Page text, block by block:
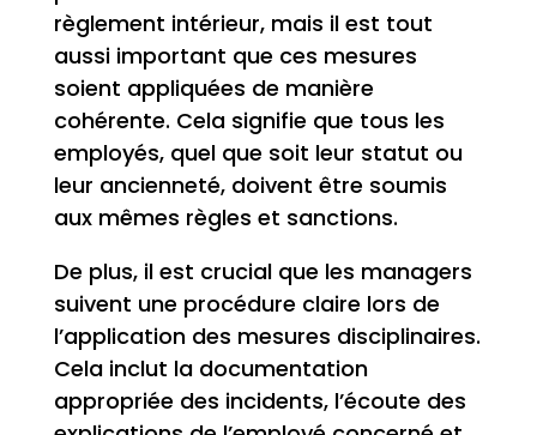
règlement intérieur, mais il est tout
aussi important que ces mesures
soient appliquées de manière
cohérente. Cela signifie que tous les
employés, quel que soit leur statut ou
leur ancienneté, doivent être soumis
aux mêmes règles et sanctions.
De plus, il est crucial que les managers
suivent une procédure claire lors de
l’application des mesures disciplinaires.
Cela inclut la documentation
appropriée des incidents, l’écoute des